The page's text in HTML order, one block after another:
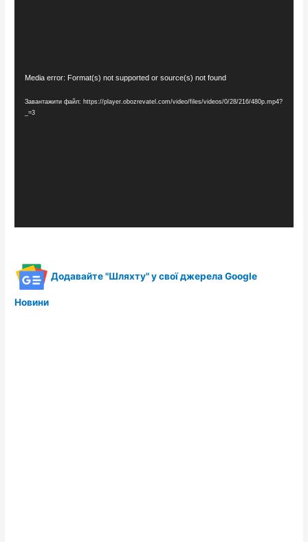
Відеопрогравач
Media error: Format(s) not supported or source(s) not found
Завантажити файл: https://player.obozrevatel.com/video/files/videos/0/28/216/480p.mp4?
_=3
Додавайте "Шляхту" у свої джерела Google
Новини